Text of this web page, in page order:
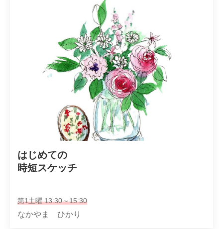
はじめての
時短スケッチ
第1土曜 13:30～15:30
なかやま ひかり